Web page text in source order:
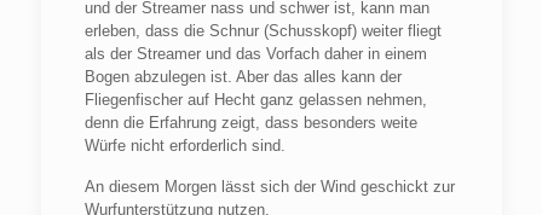
und der Streamer nass und schwer ist, kann man
erleben, dass die Schnur (Schusskopf) weiter fliegt
als der Streamer und das Vorfach daher in einem
Bogen abzulegen ist. Aber das alles kann der
Fliegenfischer auf Hecht ganz gelassen nehmen,
denn die Erfahrung zeigt, dass besonders weite
Würfe nicht erforderlich sind.
An diesem Morgen lässt sich der Wind geschickt zur
Wurfunterstützung nutzen.